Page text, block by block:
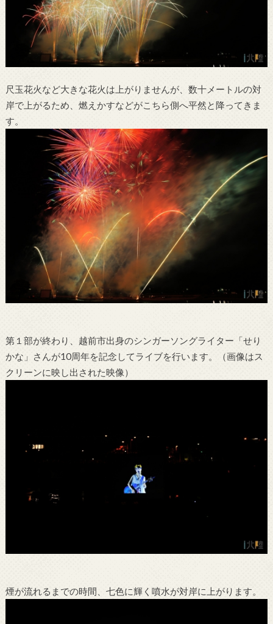
尺玉花火など大きな花火は上がりませんが、数十メートルの対
岸で上がるため、燃えかすなどがこちら側へ平然と降ってきま
す。
第１部が終わり、越前市出身のシンガーソングライター「せり
かな」さんが10周年を記念してライブを行います。（画像はス
クリーンに映し出された映像）
煙が流れるまでの時間、七色に輝く噴水が対岸に上がります。